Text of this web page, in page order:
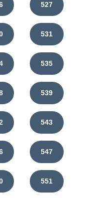
527
531
535
539
543
547
551